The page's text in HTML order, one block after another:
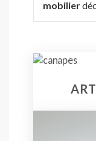
mobilier